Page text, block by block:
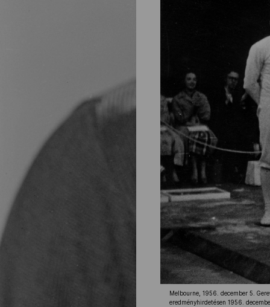
Melbourne, 1956. december 5.
eredményhirdetésen 1956.